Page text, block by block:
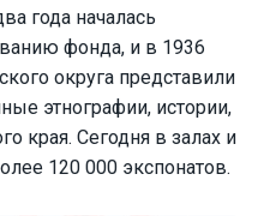
года началась
фонда, и в 1936
округа представили
этнографии, истории,
края. Сегодня в залах и
120 000 экспонатов.